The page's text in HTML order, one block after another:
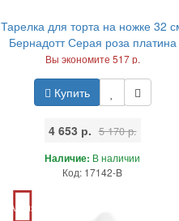
Тарелка для торта на ножке 32
Бернадотт Серая роза платина
Вы экономите 517 р.
Купить
4 653 р. 5 170 р.
Наличие: В наличии
Код: 17142-B
Акция